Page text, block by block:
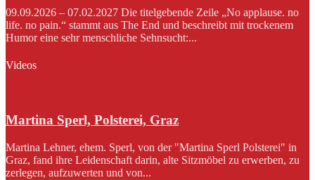
09.09.2026 – 07.02.2027 Die titelgebende Zeile „No applause. no
life. no pain.“ stammt aus The End und beschreibt mit trockenem
Humor eine sehr menschliche Sehnsucht:...
Videos
Martina Sperl, Polsterei, Graz
Martina Lehner, ehem. Sperl, von der "Martina Sperl Polsterei" in
Graz, fand ihre Leidenschaft darin, alte Sitzmöbel zu erwerben, zu
zerlegen, aufzuwerten und von...